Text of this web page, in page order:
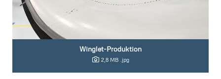
Winglet-Produktion
2,8 MB .jpg